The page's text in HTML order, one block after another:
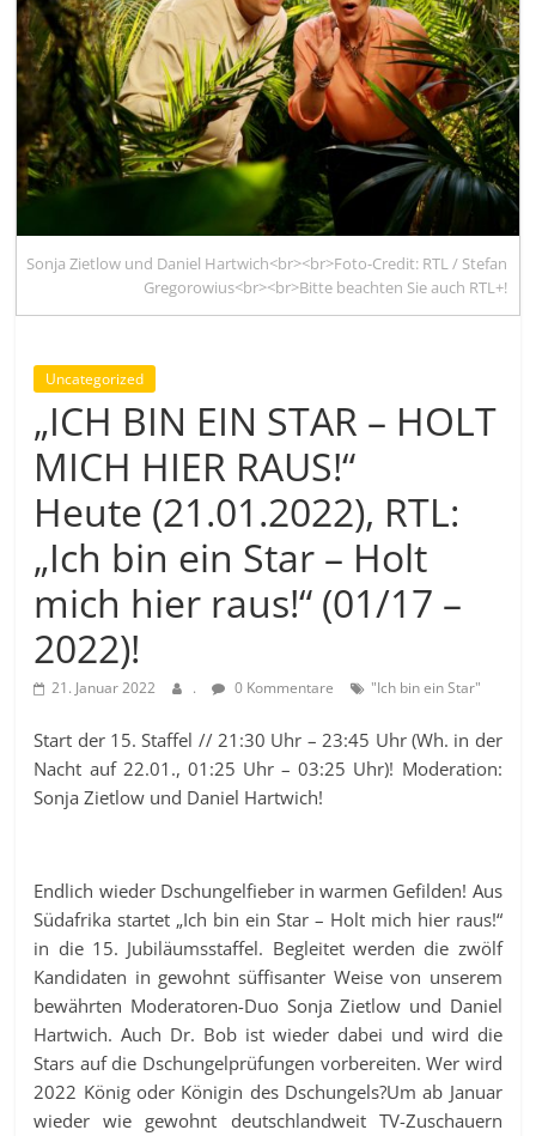
Sonja Zietlow und Daniel Hartwich<br><br>Foto-Credit: RTL / Stefan
Gregorowius<br><br>Bitte beachten Sie auch RTL+!
Uncategorized
„ICH BIN EIN STAR – HOLT
MICH HIER RAUS!“
Heute (21.01.2022), RTL:
„Ich bin ein Star – Holt
mich hier raus!“ (01/17 –
2022)!
21. Januar 2022 . 0 Kommentare "Ich bin ein Star"
Start der 15. Staffel // 21:30 Uhr – 23:45 Uhr (Wh. in der
Nacht auf 22.01., 01:25 Uhr – 03:25 Uhr)! Moderation:
Sonja Zietlow und Daniel Hartwich!
Endlich wieder Dschungelfieber in warmen Gefilden! Aus
Südafrika startet „Ich bin ein Star – Holt mich hier raus!“
in die 15. Jubiläumsstaffel. Begleitet werden die zwölf
Kandidaten in gewohnt süffisanter Weise von unserem
bewährten Moderatoren-Duo Sonja Zietlow und Daniel
Hartwich. Auch Dr. Bob ist wieder dabei und wird die
Stars auf die Dschungelprüfungen vorbereiten. Wer wird
2022 König oder Königin des Dschungels?Um ab Januar
wieder wie gewohnt deutschlandweit TV-Zuschauern